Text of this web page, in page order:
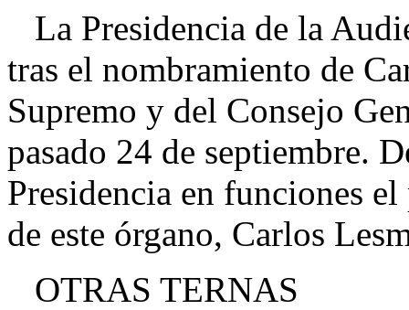
La Presidencia de la
tras el nombramiento de
Supremo y del Consejo
pasado 24 de septiembre.
Presidencia en funciones
de este órgano, Carlos
OTRAS TERNAS